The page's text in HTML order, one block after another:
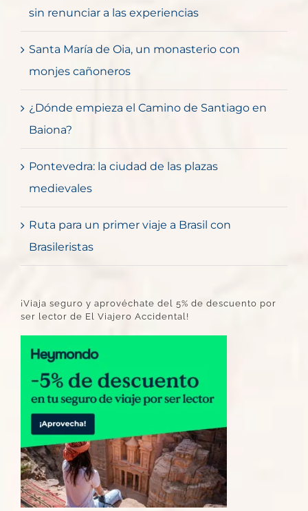
sin renunciar a las experiencias
Santa María de Oia, un monasterio con
monjes cañoneros
¿Dónde empieza el Camino de Santiago en
Baiona?
Pontevedra: la ciudad de las plazas
medievales
Ruta para un primer viaje a Brasil con
Brasileristas
¡Viaja seguro y aprovéchate del 5% de descuento por
ser lector de El Viajero Accidental!